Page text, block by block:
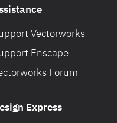
Vectorworks
Enscape
Forum
Express